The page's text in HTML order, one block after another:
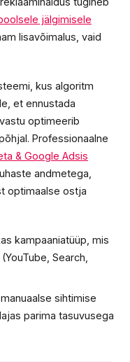
jälgimisele
lisavõimalus, vaid
kus algoritm
et ennustada
optimeerib
Professionaalne
& Google Adsis
andmetega,
optimaalse ostja
kampaaniatüüp, mis
Search,
sihtimise
parima tasuvusega